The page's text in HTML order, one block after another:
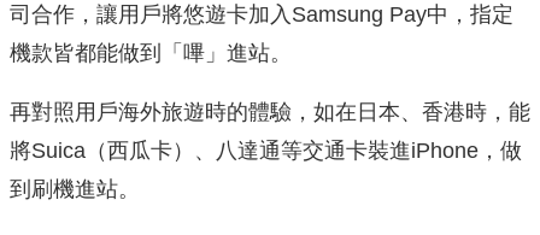
司合作，讓用戶將悠遊卡加入Samsung Pay中，指定
機款皆都能做到「嗶」進站。
再對照用戶海外旅遊時的體驗，如在日本、香港時，能
將Suica（西瓜卡）、八達通等交通卡裝進iPhone，做
到刷機進站。